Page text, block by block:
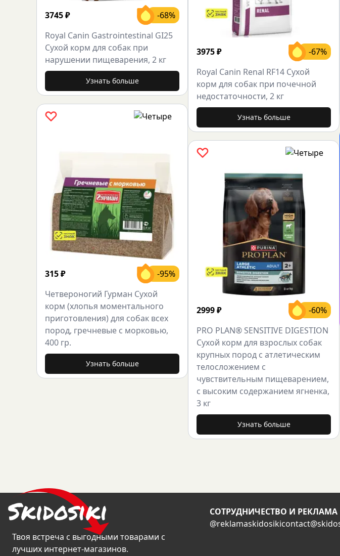
3745₽
-68%
Royal Canin Gastrointestinal GI25
Сухой корм для собак при
нарушении пищеварения, 2 кг
Узнать больше
315₽
-95%
Четвероногий Гурман Сухой
корм (хлопья моментального
приготовления) для собак всех
пород, гречневые с морковью,
400 гр.
Узнать больше
3975₽
-67%
Royal Canin Renal RF14 Сухой
корм для собак при почечной
недостаточности, 2 кг
Узнать больше
2999₽
-60%
PRO PLAN® SENSITIVE DIGESTION
Сухой корм для взрослых собак
крупных пород с атлетическим
телосложением с
чувствительным пищеварением,
с высоким содержанием ягненка,
3 кг
Узнать больше
Твоя встреча с выгодными товарами с
лучших интернет-магазинов.
CОТРУДНИЧЕСТВО И РЕКЛАМА
@reklamaskidosiki